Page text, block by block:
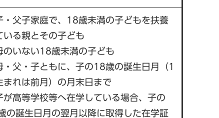
・父子家庭で、18歳未満の子どもを扶養
いる親とその子ども
のいない18歳未満の子ども
父・子ともに、子の18歳の誕生日月（1
まれは前月）の月末日まで
高等学校等へ在学している場合、子の
の誕生日月の翌月以降に取得した在学証